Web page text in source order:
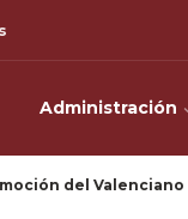
Administración
del Valenciano